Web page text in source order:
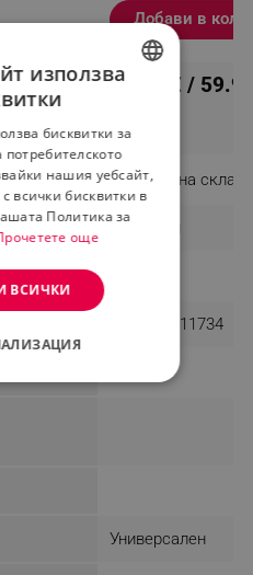
Добави в
69.90
€ /
30.67 € /
Налично на склад
Klausberg
5902666611734
Универсален
ROMANIAN
използва
бисквитки за
нашия уебсайт,
всички бисквитки в
Политика за
още
ВСИЧКИ